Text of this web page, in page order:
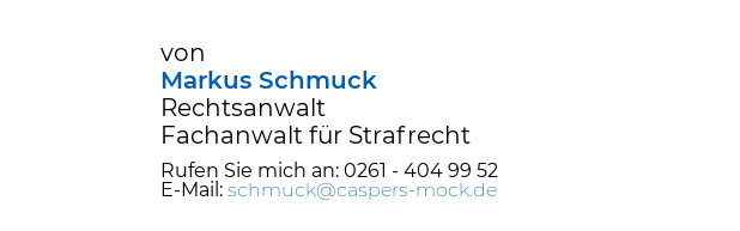
von
Markus Schmuck
Rechtsanwalt
Fachanwalt für Strafrecht
Rufen Sie mich an: 0261 - 404 99 52
E-Mail:schmuck@caspers-mock.de